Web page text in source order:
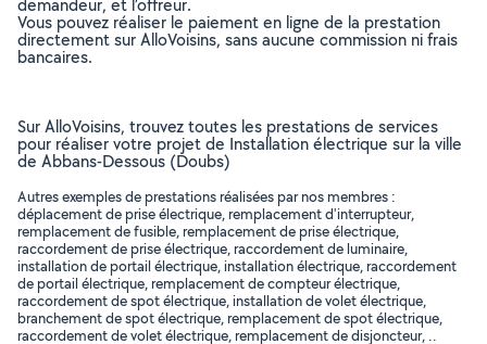
demandeur, et l’offreur.
Vous pouvez réaliser le paiement en ligne de la prestation
directement sur AlloVoisins, sans aucune commission ni frais
bancaires.
Sur AlloVoisins, trouvez toutes les prestations de services
pour réaliser votre projet de Installation électrique sur la ville
de Abbans-Dessous (Doubs)
Autres exemples de prestations réalisées par nos membres :
déplacement de prise électrique, remplacement d'interrupteur,
remplacement de fusible, remplacement de prise électrique,
raccordement de prise électrique, raccordement de luminaire,
installation de portail électrique, installation électrique, raccordement
de portail électrique, remplacement de compteur électrique,
raccordement de spot électrique, installation de volet électrique,
branchement de spot électrique, remplacement de spot électrique,
raccordement de volet électrique, remplacement de disjoncteur, ..